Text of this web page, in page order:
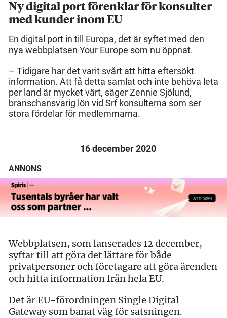
Ny digital port förenklar för konsulter
med kunder inom EU
En digital port in till Europa, det är syftet med den
nya webbplatsen Your Europe som nu öppnat.
– Tidigare har det varit svårt att hitta eftersökt
information. Att få detta samlat och inte behöva leta
per land är mycket värt, säger Zennie Sjölund,
branschansvarig lön vid Srf konsulterna som ser
stora fördelar för medlemmarna.
16 december 2020
ANNONS
Webbplatsen, som lanserades 12 december,
syftar till att göra det lättare för både
privatpersoner och företagare att göra ärenden
och hitta information från hela EU.
Det är EU-förordningen Single Digital
Gateway som banat väg för satsningen.